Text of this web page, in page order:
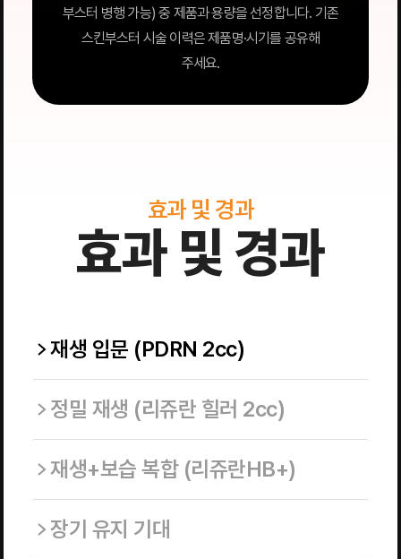
부스터 병행 가능) 중 제품과 용량을 선정합니다. 기존
스킨부스터 시술 이력은 제품명·시기를 공유해
주세요.
효과 및 경과
효과 및 경과
재생 입문 (PDRN 2cc)
정밀 재생 (리쥬란 힐러 2cc)
재생+보습 복합 (리쥬란HB+)
장기 유지 기대